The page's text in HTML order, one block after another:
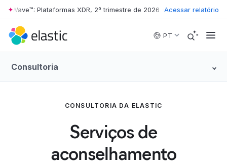
Skip to main content
Wave™: Plataformas XDR, 2º trimestre de 2026 • The Forrester
Acessar relatório
PT
Consultoria
CONSULTORIA DA ELASTIC
Serviços de
aconselhamento